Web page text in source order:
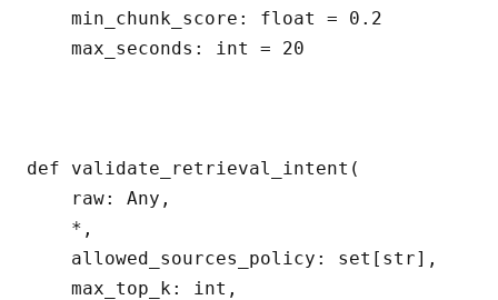
    min_chunk_score: float = 0.2
    max_seconds: int = 20
def validate_retrieval_intent(
    raw: Any,
    *,
    allowed_sources_policy: set[str],
    max_top_k: int,